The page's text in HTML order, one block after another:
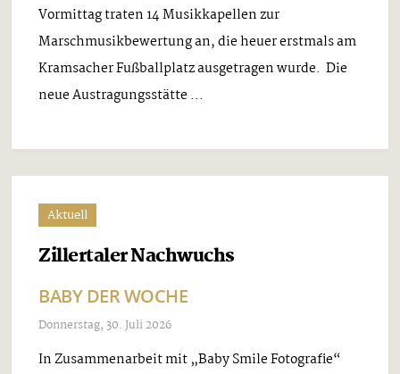
Vormittag traten 14 Musikkapellen zur
Marschmusikbewertung an, die heuer erstmals am
Kramsacher Fußballplatz ausgetragen wurde. Die
neue Austragungsstätte ...
Aktuell
Zillertaler Nachwuchs
BABY DER WOCHE
Donnerstag, 30. Juli 2026
In Zusammenarbeit mit „Baby Smile Fotografie“